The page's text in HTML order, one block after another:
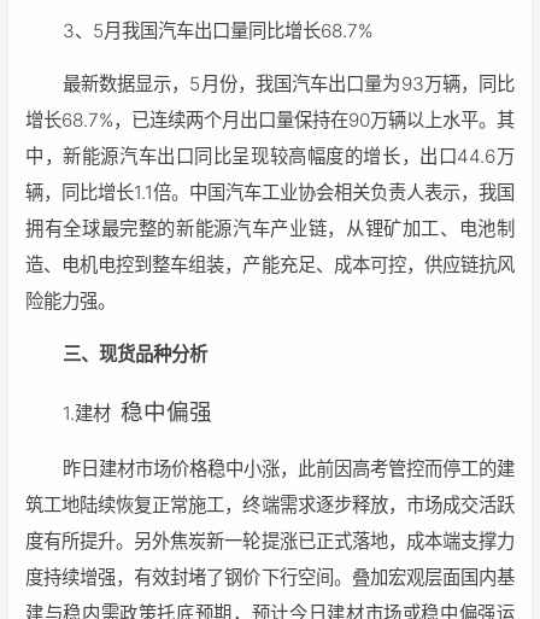
3、5月我国汽车出口量同比增长68.7%
最新数据显示，5月份，我国汽车出口量为93万辆，同比
增长68.7%，已连续两个月出口量保持在90万辆以上水平。其
中，新能源汽车出口同比呈现较高幅度的增长，出口44.6万
辆，同比增长1.1倍。中国汽车工业协会相关负责人表示，我国
拥有全球最完整的新能源汽车产业链，从锂矿加工、电池制
造、电机电控到整车组装，产能充足、成本可控，供应链抗风
险能力强。
三、现货品种分析
1.建材 稳中偏强
昨日建材市场价格稳中小涨，此前因高考管控而停工的建
筑工地陆续恢复正常施工，终端需求逐步释放，市场成交活跃
度有所提升。另外焦炭新一轮提涨已正式落地，成本端支撑力
度持续增强，有效封堵了钢价下行空间。叠加宏观层面国内基
建与稳内需政策托底预期，预计今日建材市场或稳中偏强运